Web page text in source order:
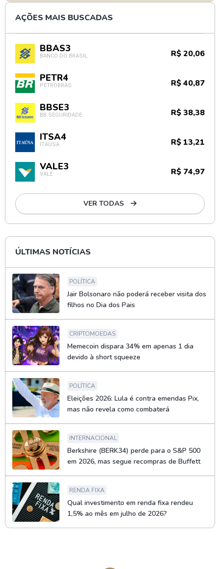
AÇÕES MAIS BUSCADAS
BBAS3
BANCO DO BRASIL R$ 20,06
PETR4
PETROBRAS R$ 40,87
BBSE3
BB SEGURIDADE R$ 38,38
ITSA4
ITAÚSA R$ 13,21
VALE3
VALE R$ 74,97
VER TODAS
ÚLTIMAS NOTÍCIAS
POLÍTICA
Jair Bolsonaro não poderá receber visita dos
filhos no Dia dos Pais
CRIPTOMOEDAS
Memecoin dispara 34% em apenas 1 dia
devido à short squeeze
POLÍTICA
Eleições 2026: Lula é contra emendas Pix,
mas não revela como combaterá
INTERNACIONAL
Berkshire (BERK34) perde para o S&P 500
em 2026, mas segue recompras de Buffett
RENDA FIXA
Qual investimento em renda fixa rendeu
1,5% ao mês em julho de 2026?